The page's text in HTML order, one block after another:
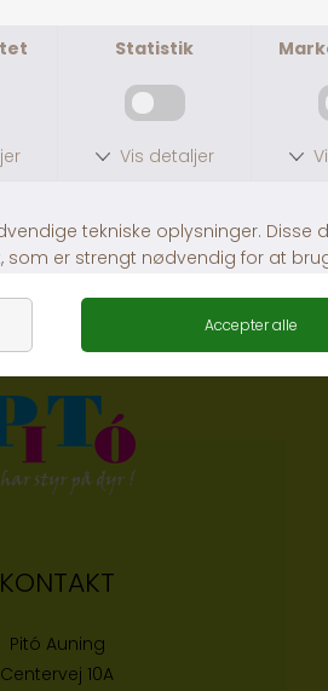
Leucillin Dråber
DKK 69,00
KONTAKT
Pitó Auning
Centervej 10A